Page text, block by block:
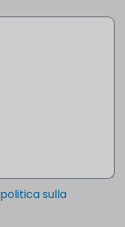
politica sulla